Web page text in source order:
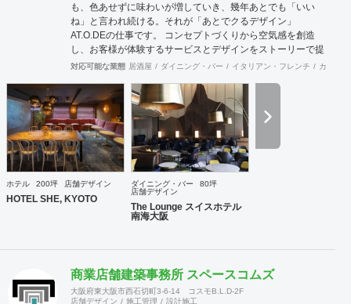
も、色あせずに味わいが増していき、幾年あとでも「いい
ね」と言われ続ける。それが「あとでクるデザイン」
AT.O.DEの仕事です。 コンセプトづくりから空気感を創造
し、お客様が体験するサービスとデザインをストーリーで提
案、ビジネスとトレンドのバランスのとれた仕事が好評をい
対応可能な業態 居酒屋 ダイニング・バー イタリアン・フレンチ カフェ
ホテル 200坪 店舗デザイン
HOTEL SHE, KYOTO
ダイニング・バー
80坪
店舗デザイン
The Lounge スイスホテル
南海大阪
商業店舗建築事務所 スペースコムズ
大阪府東大阪市西石切町3-6-14 コスモB.L.D-2F
店舗デザイン
施工管理 設計施工